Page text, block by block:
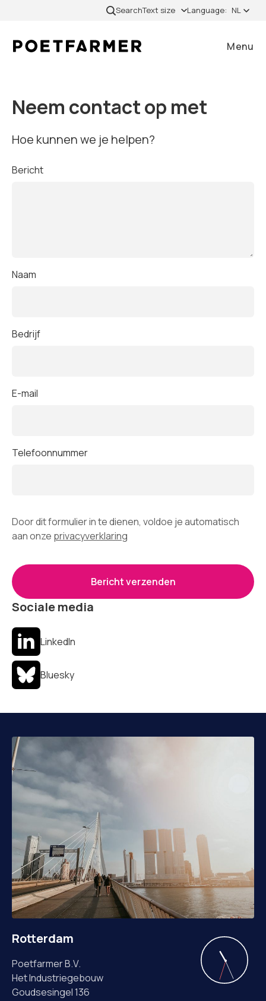
SearchText size Language: NL
Menu
Close
Home
Missie
Team
Neem contact op met
Neem contact op met
Hoe kunnen we je helpen?
Bericht
Naam
Bedrijf
E-mail
Telefoonnummer
Door dit formulier in te dienen, voldoe je automatisch
aan onze privacyverklaring
Bericht verzenden
Sociale media
LinkedIn
Bluesky
Rotterdam
Poetfarmer B.V.
Het Industriegebouw
Goudsesingel 136